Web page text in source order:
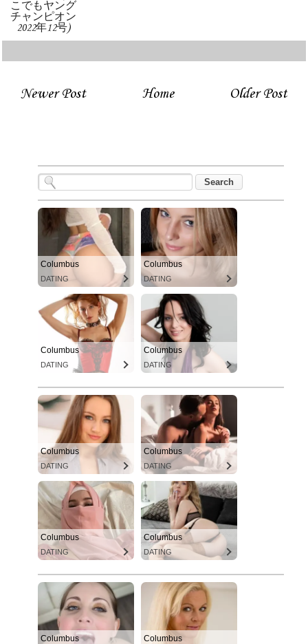
こでもヤング
チャンピオン
2022年12号)
Newer Post Older Post
Home
Columbus
DATING
Columbus
DATING
Columbus
DATING
Columbus
DATING
Columbus
DATING
Columbus
DATING
Columbus
DATING
Columbus
DATING
Columbus Columbus